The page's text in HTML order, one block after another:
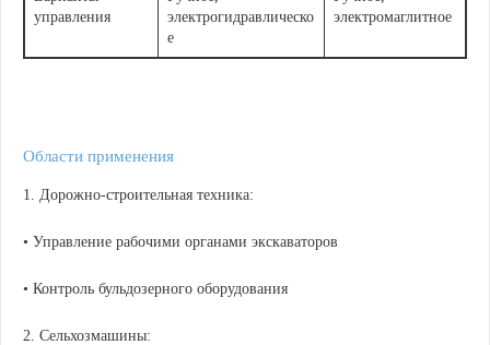
управления
электрогидравлическо
е
электромаглитное
Области применения
1. Дорожно-строительная техника:
• Управление рабочими органами экскаваторов
• Контроль бульдозерного оборудования
2. Сельхозмашины: